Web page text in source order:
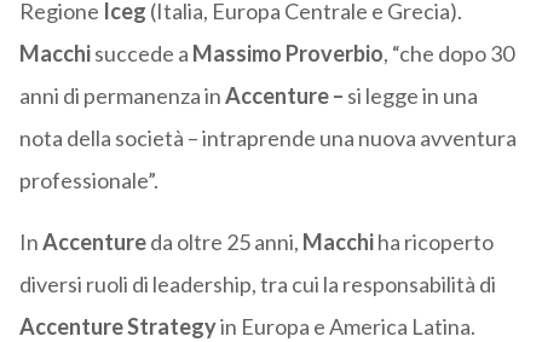
Regione Iceg (Italia, Europa Centrale e Grecia).
Macchisuccede a Massimo Proverbio, “che dopo 30
anni di permanenza inAccenture – si legge in una
nota della società – intraprende una nuova avventura
professionale”.
InAccentureda oltre 25 anni, Macchiha ricoperto
diversi ruoli di leadership, tra cui la responsabilità di
Accenture Strategyin Europa e America Latina.